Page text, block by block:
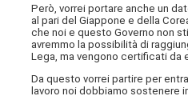
Però, vorrei portare anche un
al pari del Giappone e della
che noi e questo Governo non
avremmo la possibilità di
Lega, ma vengono certificati da
Da questo vorrei partire per
lavoro noi dobbiamo sostenere